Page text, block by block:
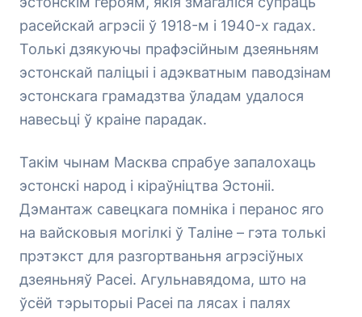
расейскай агрэсіі ў 1918-м і 1940-х гадах.
Толькі дзякуючы прафэсійным дзеяньням
эстонскай паліцыі і адэкватным паводзінам
эстонскага грамадзтва ўладам удалося
навесьці ў краіне парадак.
Такім чынам Масква спрабуе запалохаць
эстонскі народ і кіраўніцтва Эстоніі.
Дэмантаж савецкага помніка і перанос яго
на вайсковыя могілкі ў Таліне – гэта толькі
прэтэкст для разгортваньня агрэсіўных
дзеяньняў Расеі. Агульнавядома, што на
ўсёй тэрыторыі Расеі па лясах і палях